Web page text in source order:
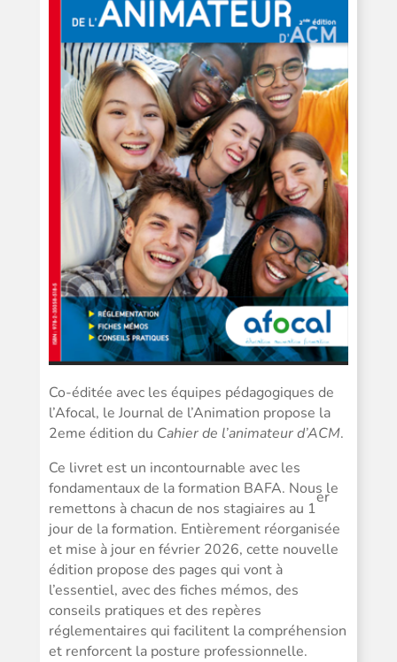
Co-éditée avec les équipes pédagogiques de
l’Afocal, le Journal de l’Animation propose la
2eme édition du Cahier de l’animateur d’ACM.
Ce livret est un incontournable avec les
fondamentaux de la formation BAFA. Nous le
remettons à chacun de nos stagiaires au 1
er
jour de la formation. Entièrement réorganisée
et mise à jour en février 2026, cette nouvelle
édition propose des pages qui vont à
l’essentiel, avec des fiches mémos, des
conseils pratiques et des repères
réglementaires qui facilitent la compréhension
et renforcent la posture professionnelle.